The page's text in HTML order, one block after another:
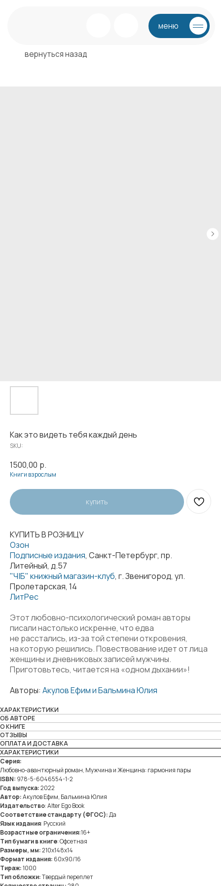
Как это видеть тебя каждый день
SKU:
1500,00 р.
Книги взрослым
купить
КУПИТЬ В РОЗНИЦУ
Озон
Подписные издания, Санкт-Петербург, пр.
Литейный, д.57
"Ч|Б" книжный магазин-клуб, г. Звенигород, ул.
Пролетарская, 14
ЛитРес
Этот любовно-психологический роман авторы
писали настолько искренне, что едва
не расстались, из-за той степени откровения,
на которую решились. Повествование идет от лица
женщины и дневниковых записей мужчины.
Приготовьтесь, читается на «одном дыхании»!
Авторы: Акулов Ефим и Бальмина Юлия
ХАРАКТЕРИСТИКИ
OБ АВТОРЕ
О КНИГЕ
ОТЗЫВЫ
ОПЛАТА И ДОСТАВКА
ХАРАКТЕРИСТИКИ
Серия:
Любовно-авантюрный роман, Мужчина и Женщина: гармония пары
ISBN: 978-5-6046554-1-2
Год выпуска:2022
Автор:Акулов Ефим, Бальмина Юлия
Издательство: Alter Ego Book
Соответствие стандарту (ФГОС):Да
Язык издания: Русский
Возрастные ограничения:16+
Тип бумаги в книге: Офсетная
Размеры, мм:210х148х14
Формат издания: 60x90/16
Тираж:1000
Тип обложки:Твердый переплет